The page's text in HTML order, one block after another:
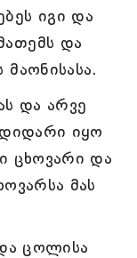
იგი და
და
და არვე
იყო
ცხოვარი და
მას
ცოლისა